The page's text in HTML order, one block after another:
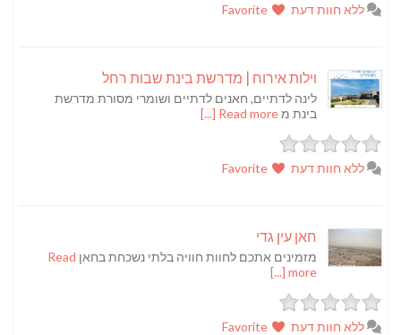
ללא חוות דעת
וילות אירוח | מדרשת בינת שבות רחל
לינה לדתיים, חאנים לדתיים ושומרי מסורת מדרשת
בינת מRead more [...]
ללא חוות דעת
חאן עין גדי
מזמינים אתכם לחוות חוויה בלתי נשכחת בחאן Read
more [...]
ללא חוות דעת